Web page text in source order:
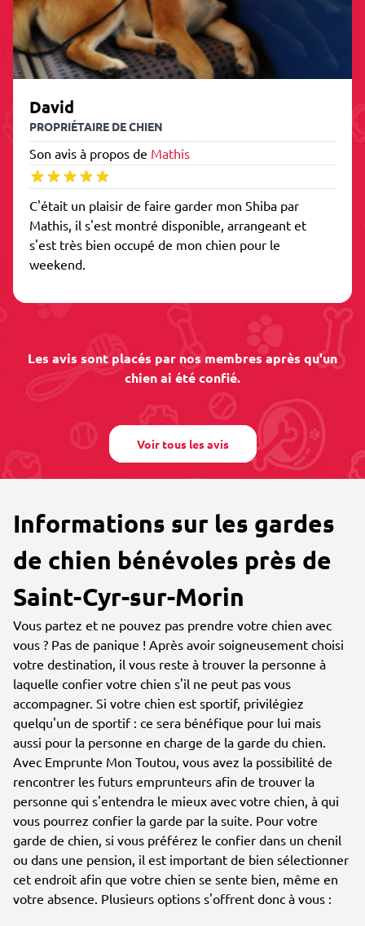
David
PROPRIÉTAIRE DE CHIEN
Son avis à propos de Mathis
C'était un plaisir de faire garder mon Shiba par
Mathis, il s'est montré disponible, arrangeant et
s'est très bien occupé de mon chien pour le
weekend.
Les avis sont placés par nos membres après qu'un
chien ai été confié.
Voir tous les avis
Informations sur les gardes
de chien bénévoles près de
Saint-Cyr-sur-Morin
Vous partez et ne pouvez pas prendre votre chien avec
vous ? Pas de panique ! Après avoir soigneusement choisi
votre destination, il vous reste à trouver la personne à
laquelle confier votre chien s'il ne peut pas vous
accompagner. Si votre chien est sportif, privilégiez
quelqu'un de sportif : ce sera bénéfique pour lui mais
aussi pour la personne en charge de la garde du chien.
Avec Emprunte Mon Toutou, vous avez la possibilité de
rencontrer les futurs emprunteurs afin de trouver la
personne qui s'entendra le mieux avec votre chien, à qui
vous pourrez confier la garde par la suite. Pour votre
garde de chien, si vous préférez le confier dans un chenil
ou dans une pension, il est important de bien sélectionner
cet endroit afin que votre chien se sente bien, même en
votre absence. Plusieurs options s'offrent donc à vous :